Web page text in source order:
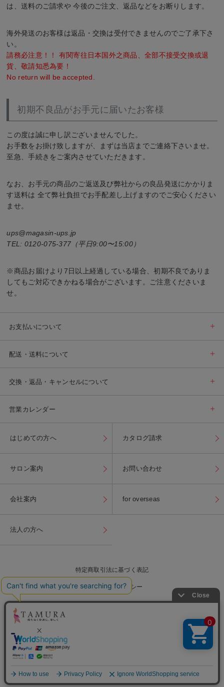
は、送料のご請求や 今後のご注文、返品などをお断りします。
海外発送のお客様は返品・交換は受付できませんのでご了承下さ
い。
請務必注意！！ 有関寄往日本国外之商品、全部不接受交換或退
貨、敬請知悉為要！
No return will be accepted.
初期不良品がお手元に届いたお客様
この度は誠に申し訳ございませんでした。
お手数をお掛け致しますが、まずは当店までご連絡下さいませ。
至急、手続きをご案内させていただきます。
なお、お手元の商品のご返送及び弊社からの良品発送にかかりま
す送料は 全て弊社負担でお手配差し上げますのでご安心ください
ませ。
ups@magasin-ups.jp
0120-075-377 （平日9:00〜15:00）
※商品お届けより7日以上経過している場合、初期不良でありま
してもご対応できかねる場合がございます。ご注意くださいま
せ。
お支払いについて
配送・送料について
交換・返品・キャンセルについて
営業カレンダー
はじめての方へ カタログ請求
サロン案内 お問い合わせ
会社案内 for overseas
法人の方へ
特定商取引法に基づく表記
プライバシーポリシー
for overseas
無断転載・複製・流用を固くお断り致します。
Copyright(c) TAMURA, All Rights Reserved.